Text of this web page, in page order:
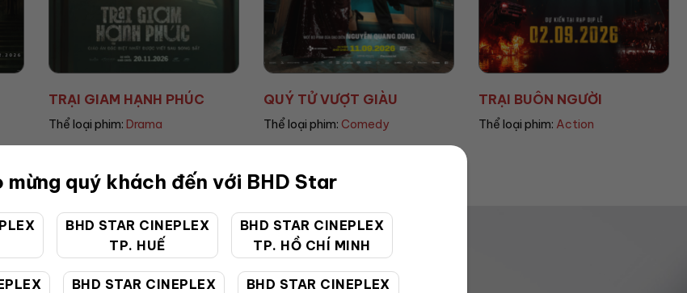
mừng quý khách đến với BHD Star
BHD STAR CINEPLEX
TP. HUẾ
BHD STAR CINEPLEX
TP. HỒ CHÍ MINH
BHD STAR CINEPLEX
BHD STAR CINEPLEX
QUÝ TỬ VƯỢT GIÀU
Thể loại phim:Comedy
TRẠI BUÔN NGƯỜI
Thể loại phim:Action
HEART OF THE BEA...
Thể loại phim:Action
ƯU ĐÃI ĐẶC BIỆT